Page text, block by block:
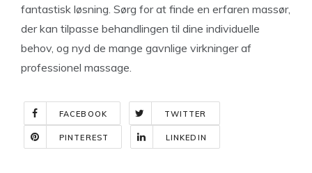
fantastisk løsning. Sørg for at finde en erfaren massør,
der kan tilpasse behandlingen til dine individuelle
behov, og nyd de mange gavnlige virkninger af
professionel massage.
FACEBOOK TWITTER
PINTEREST LINKEDIN